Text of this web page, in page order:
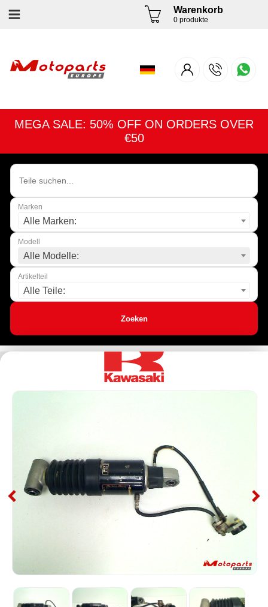
Warenkorb
0 produkte
MEGA SALE: 50% OFF ON ORDERS OVER
€50
Marken
Alle Marken:
Modell
Alle Modelle:
Artikelteil
Alle Teile:
Zoeken